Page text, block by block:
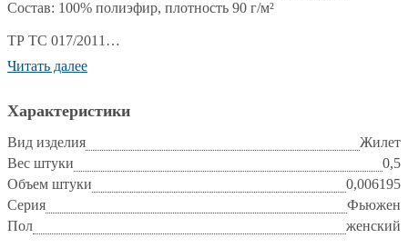
Состав: 100% полиэфир, плотность 90 г/м²
ТР ТС 017/2011
ГОС Т 25295-2003
• центральная застёжка на молнию
• горизонтальная стёжка
• карманы в рельефных швах полочек, застёгивающиеся на
молнию
• втачной капюшон
Читать далее
Характеристики
Вид изделия
Жилет
Вес штуки
0,5
Объем штуки
0,006195
Серия
Фьюжен
Пол
женский